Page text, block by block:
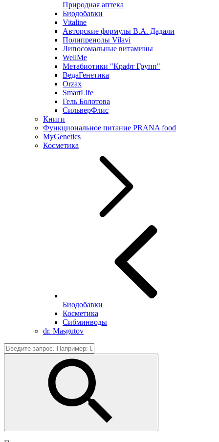
Природная аптека
Биодобавки
Vitaline
Авторские формулы В.А. Дадали
Полипренолы Vilavi
Липосомальные витамины
WellMe
Метабиотики "Крафт Групп"
ВедаГенетика
Orzax
SmartLife
Гель Болотова
СильверФлис
Книги
Функциональное питание PRANA food
MyGenetics
Косметика
Биодобавки
Косметика
Сибминводы
dr. Masgutov